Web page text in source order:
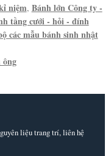
niệm, Bánh lớn Công ty -
tầng cưới - hỏi - đính
các mẫu bánh sinh nhật
ông
liệu trang trí, liên hệ